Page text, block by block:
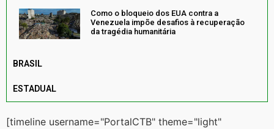
Como o bloqueio dos EUA contra a
Venezuela impõe desafios à recuperação
da tragédia humanitária
BRASIL
ESTADUAL
[timeline username="PortalCTB" theme="light"